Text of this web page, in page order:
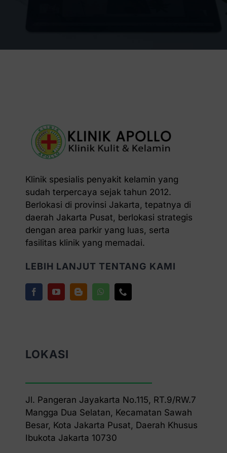
Klinik spesialis penyakit kelamin yang
sudah terpercaya sejak tahun 2012.
Berlokasi di provinsi Jakarta, tepatnya di
daerah Jakarta Pusat, berlokasi strategis
dengan area parkir yang luas, serta
fasilitas klinik yang memadai.
LEBIH LANJUT TENTANG KAMI
LOKASI
Jl. Pangeran Jayakarta No.115, RT.9/RW.7
Mangga Dua Selatan, Kecamatan Sawah
Besar, Kota Jakarta Pusat, Daerah Khusus
Ibukota Jakarta 10730